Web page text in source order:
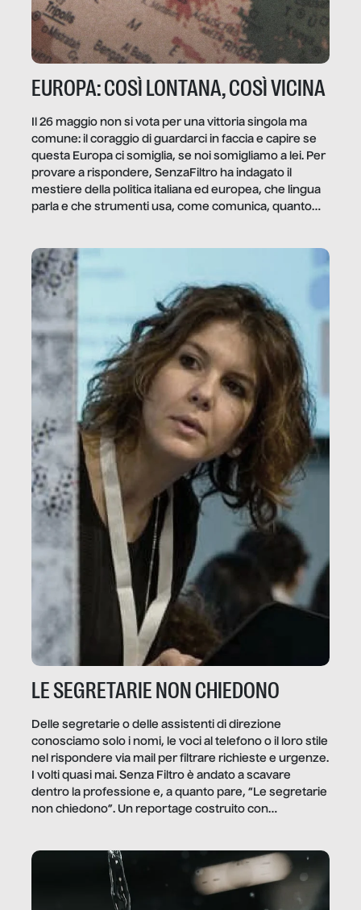
EUROPA: COSÌ LONTANA, COSÌ VICINA
Il 26 maggio non si vota per una vittoria singola ma
comune: il coraggio di guardarci in faccia e capire se
questa Europa ci somiglia, se noi somigliamo a lei. Per
provare a rispondere, SenzaFiltro ha indagato il
mestiere della politica italiana ed europea, che lingua
parla e che strumenti usa, come comunica, quanto
LE SEGRETARIE NON CHIEDONO
Delle segretarie o delle assistenti di direzione
conosciamo solo i nomi, le voci al telefono o il loro stile
nel rispondere via mail per filtrare richieste e urgenze.
I volti quasi mai. Senza Filtro è andato a scavare
dentro la professione e, a quanto pare, “Le segretarie
non chiedono”. Un reportage costruito con